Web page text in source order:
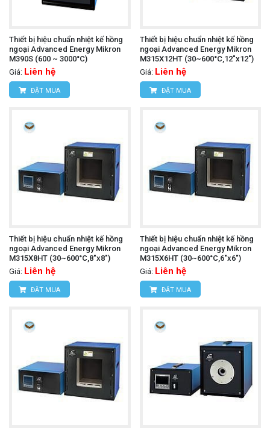
Thiết bị hiệu chuẩn nhiệt kế hồng
ngoại Advanced Energy Mikron
M390S (600 ~ 3000°C)
Giá: Liên hệ
ĐẶT MUA
Thiết bị hiệu chuẩn nhiệt kế hồng
ngoại Advanced Energy Mikron
M315X12HT (30~600°C,12"x12")
Giá: Liên hệ
ĐẶT MUA
Thiết bị hiệu chuẩn nhiệt kế hồng
ngoại Advanced Energy Mikron
M315X8HT (30~600°C,8"x8")
Giá: Liên hệ
ĐẶT MUA
Thiết bị hiệu chuẩn nhiệt kế hồng
ngoại Advanced Energy Mikron
M315X6HT (30~600°C,6"x6")
Giá: Liên hệ
ĐẶT MUA